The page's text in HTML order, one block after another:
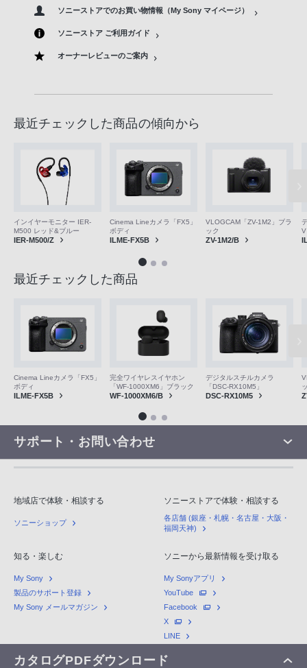
ソニーストアでのお買い物情報（My Sony マイページ）
ソニーストア ご利用ガイド
オーナーレビューのご案内
最近チェックした商品の傾向から
インイヤーモニター IER-
M500 レッド&ブルー
IER-M500/Z
Cinema Lineカメラ「FX5」
ボディ
ILME-FX5B
VLOGCAM「ZV-1M2」ブラ
ック
ZV-1M2/B
最近チェックした商品
Cinema Lineカメラ「FX5」
ボディ
ILME-FX5B
完全ワイヤレスイヤホン
「WF-1000XM6」ブラック
WF-1000XM6/B
デジタルスチルカメラ
「DSC-RX10M5」
DSC-RX10M5
サポート・お問い合わせ
地域店で体験・相談する
ソニーショップ
ソニーストアで体験・相談する
各店舗 (銀座・札幌・名古屋・大阪・
福岡天神)
知る・楽しむ
My Sony
製品のサポート登録
My Sony メールマガジン
ソニーから最新情報を受け取る
My Sonyアプリ
YouTube
Facebook
X
LINE
カタログPDFダウンロード